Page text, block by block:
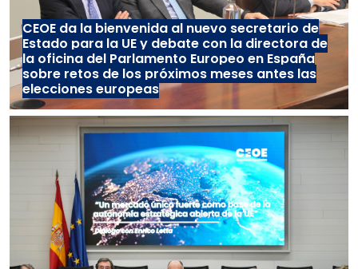
CEOE da la bienvenida al nuevo secretario de
Estado para la UE y debate con la directora de
la oficina del Parlamento Europeo en España
sobre retos de los próximos meses antes las
elecciones europeas